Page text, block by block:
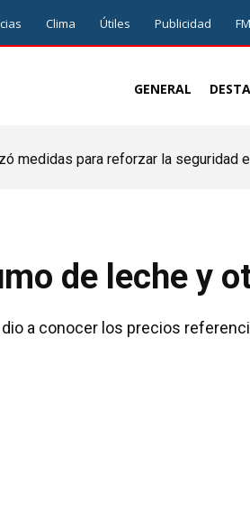
Clima Útiles Publicidad
GENERAL
medidas para reforzar la seguridad
de leche y
a conocer los precios